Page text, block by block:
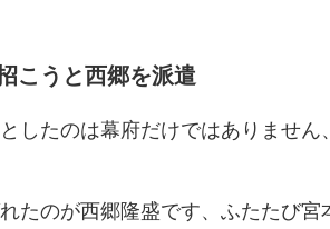
こうと西郷を派遣
したのは幕府だけではありませ
たのが西郷隆盛です、ふたたび